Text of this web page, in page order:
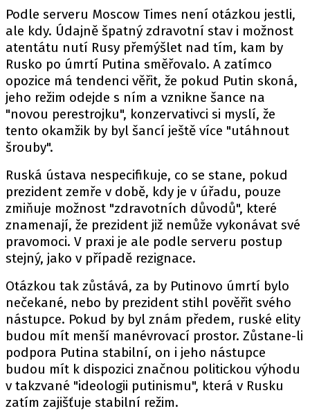
Podle serveru Moscow Times není otázkou jestli,
ale kdy. Údajně špatný zdravotní stav i možnost
atentátu nutí Rusy přemýšlet nad tím, kam by
Rusko po úmrtí Putina směřovalo. A zatímco
opozice má tendenci věřit, že pokud Putin skoná,
jeho režim odejde s ním a vznikne šance na
"novou perestrojku", konzervativci si myslí, že
tento okamžik by byl šancí ještě více "utáhnout
šrouby".
Ruská ústava nespecifikuje, co se stane, pokud
prezident zemře v době, kdy je v úřadu, pouze
zmiňuje možnost "zdravotních důvodů", které
znamenají, že prezident již nemůže vykonávat své
pravomoci. V praxi je ale podle serveru postup
stejný, jako v případě rezignace.
Otázkou tak zůstává, za by Putinovo úmrtí bylo
nečekané, nebo by prezident stihl pověřit svého
nástupce. Pokud by byl znám předem, ruské elity
budou mít menší manévrovací prostor. Zůstane-li
podpora Putina stabilní, on i jeho nástupce
budou mít k dispozici značnou politickou výhodu
v takzvané "ideologii putinismu", která v Rusku
zatím zajišťuje stabilní režim.